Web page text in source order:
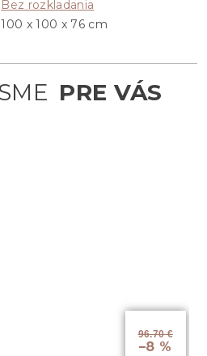
96.70 €
–8 %
Bez rozkladania
100 x 100 x 76 cm